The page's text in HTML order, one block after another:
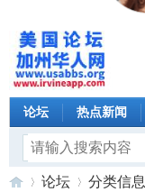
论坛 热点新闻
论坛 分类信息